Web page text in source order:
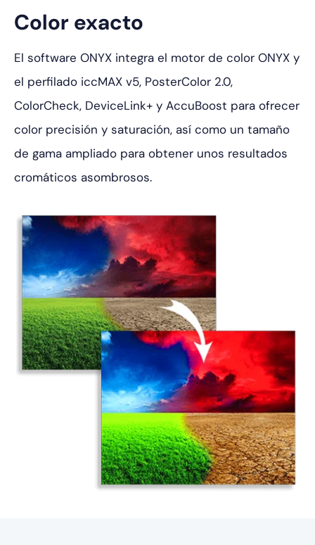
Color exacto
El software ONYX integra el motor de color ONYX y
el perfilado iccMAX v5, PosterColor 2.0,
ColorCheck, DeviceLink+ y AccuBoost para ofrecer
color precisión y saturación, así como un tamaño
de gama ampliado para obtener unos resultados
cromáticos asombrosos.